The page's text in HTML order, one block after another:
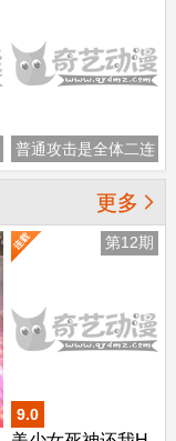
普通攻击是全体二连
击，这样的妈妈你喜
欢吗？ OVA更多
9.0
第12期